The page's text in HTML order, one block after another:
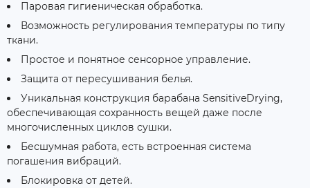
Паровая гигиеническая обработка.
Возможность регулирования температуры по типу
ткани.
Простое и понятное сенсорное управление.
Защита от пересушивания белья.
Уникальная конструкция барабана SensitiveDrying,
обеспечивающая сохранность вещей даже после
многочисленных циклов сушки.
Бесшумная работа, есть встроенная система
погашения вибраций.
Блокировка от детей.